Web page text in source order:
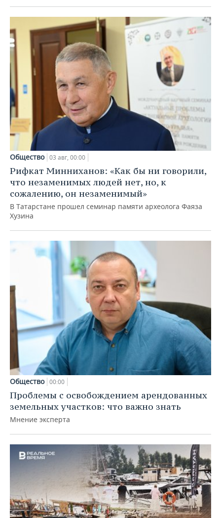
Общество 03 авг, 00:00
Рифкат Минниханов: «Как бы ни говорили,
что незаменимых людей нет, но, к
сожалению, он незаменимый»
В Татарстане прошел семинар памяти археолога Фаяза
Хузина
Общество 00:00
Проблемы с освобождением арендованных
земельных участков: что важно знать
Мнение эксперта